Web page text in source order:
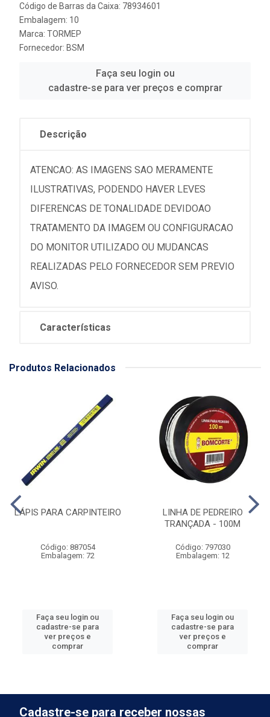
Código de Barras da Caixa: 78934601
Embalagem: 10
Marca: TORMEP
Fornecedor: BSM
Faça seu login ou
cadastre-se para ver preços e comprar
Descrição
ATENCAO: AS IMAGENS SAO MERAMENTE
ILUSTRATIVAS, PODENDO HAVER LEVES
DIFERENCAS DE TONALIDADE DEVIDOAO
TRATAMENTO DA IMAGEM OU CONFIGURACAO
DO MONITOR UTILIZADO OU MUDANCAS
REALIZADAS PELO FORNECEDOR SEM PREVIO
AVISO.
Características
Produtos Relacionados
LÁPIS PARA CARPINTEIRO
Código: 887054
Embalagem: 72
Faça seu login ou
cadastre-se para
ver preços e
comprar
LINHA DE PEDREIRO
TRANÇADA - 100M
Código: 797030
Embalagem: 12
Faça seu login ou
cadastre-se para
ver preços e
comprar
Cadastre-se para receber nossas